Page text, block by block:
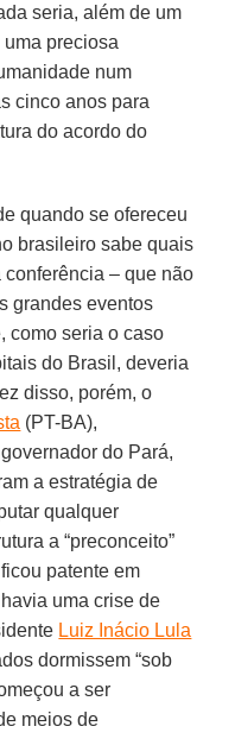
seria, além de um
preciosa
num
cinco anos para
do acordo do
quando se ofereceu
brasileiro sabe quais
– que não
grandes eventos
como seria o caso
do Brasil, deveria
disso, porém, o
(PT-BA),
do Pará,
a estratégia de
qualquer
a “preconceito”
patente em
uma crise de
Luiz Inácio Lula
dormissem “sob
a ser
meios de